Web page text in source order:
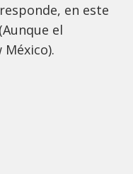
en este
el